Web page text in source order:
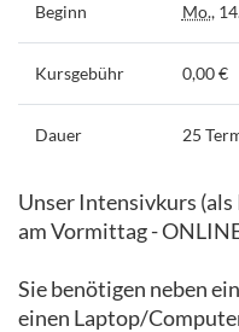
Beginn Mo.,
Kursgebühr 0,00 €
Dauer 25
Unser Intensivkurs
am Vormittag -
Sie benötigen neben
einen Laptop/